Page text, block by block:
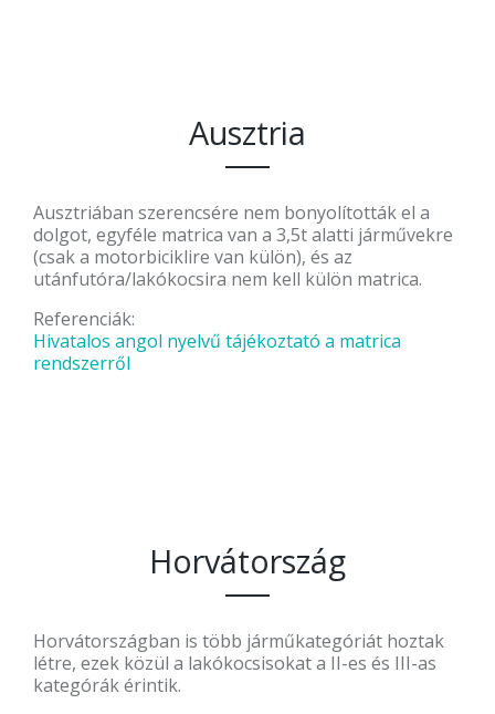
Ausztria
Ausztriában szerencsére nem bonyolították el a
dolgot, egyféle matrica van a 3,5t alatti járművekre
(csak a motorbiciklire van külön), és az
utánfutóra/lakókocsira nem kell külön matrica.
Referenciák:
Hivatalos angol nyelvű tájékoztató a matrica
rendszerről
Horvátország
Horvátországban is több járműkategóriát hoztak
létre, ezek közül a lakókocsisokat a II-es és III-as
kategórák érintik.